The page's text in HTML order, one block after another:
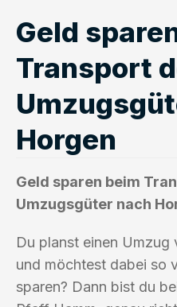
Geld
Transport
Horgen
Geld sparen beim
Umzugsgüter nach
Du planst einen Umzug
und möchtest dabei so
sparen? Dann bist du